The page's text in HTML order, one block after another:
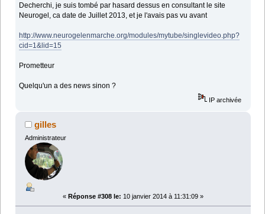
Decherchi, je suis tombé par hasard dessus en consultant le site
Neurogel, ca date de Juillet 2013, et je l'avais pas vu avant
http://www.neurogelenmarche.org/modules/mytube/singlevideo.php?
cid=1&lid=15
Prometteur
Quelqu'un a des news sinon ?
IP archivée
gilles
Administrateur
« Réponse #308 le: 10 janvier 2014 à 11:31:09 »